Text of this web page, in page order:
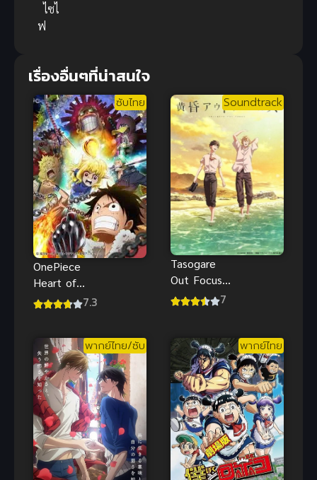
ไซไ
ฟ
เรื่องอื่นๆที่น่าสนใจ
ซับไทย
OnePiece
Heart of
Gold ฮาร์ 7.3
Soundtrack
Tasogare
Out Focus
Out Focus รัก
7
พากย์ไทย/ซับ พากย์ไทย